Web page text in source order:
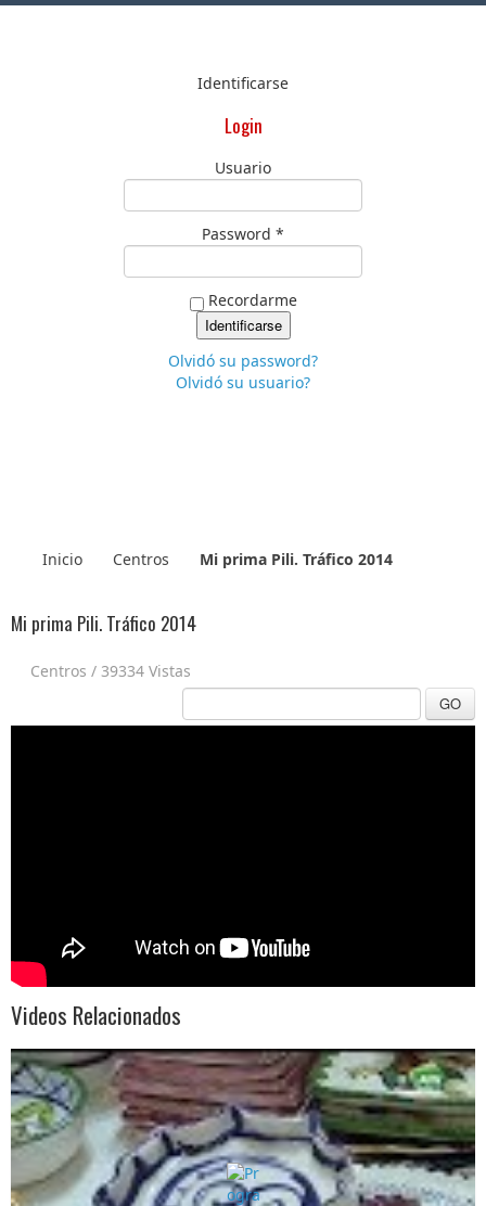
Identificarse
Login
Usuario
Password *
Recordarme
Olvidó su password?
Olvidó su usuario?
Inicio Centros Mi prima Pili. Tráfico 2014
Mi prima Pili. Tráfico 2014
Centros / 39334 Vistas
GO
Videos Relacionados